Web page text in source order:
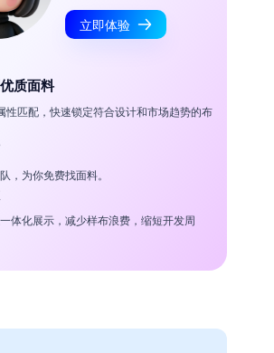
立即体验
质面料
性匹配，快速锁定符合设计和市场趋势的布
，为你免费找面料。
体化展示，减少样布浪费，缩短开发周